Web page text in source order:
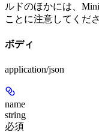
ルドのほかには、
ことに注意してくださ
ボディ
application/json
name
string
必須